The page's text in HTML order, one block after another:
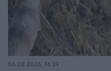
06.08.2026, 16:39